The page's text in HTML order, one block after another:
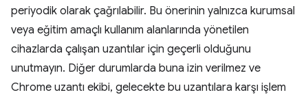
periyodik olarak çağrılabilir. Bu önerinin yalnızca kurumsal
veya eğitim amaçlı kullanım alanlarında yönetilen
cihazlarda çalışan uzantılar için geçerli olduğunu
unutmayın. Diğer durumlarda buna izin verilmez ve
Chrome uzantı ekibi, gelecekte bu uzantılara karşı işlem